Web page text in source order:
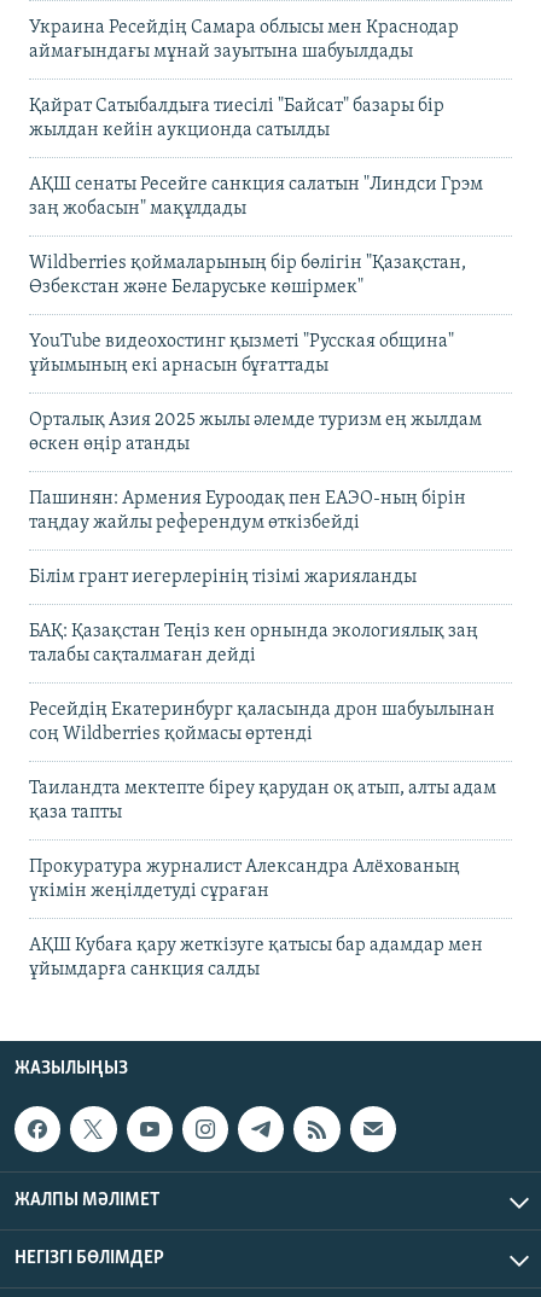
Украина Ресейдің Самара облысы мен Краснодар
аймағындағы мұнай зауытына шабуылдады
Қайрат Сатыбалдыға тиесілі "Байсат" базары бір
жылдан кейін аукционда сатылды
АҚШ сенаты Ресейге санкция салатын "Линдси Грэм
заң жобасын" мақұлдады
Wildberries қоймаларының бір бөлігін "Қазақстан,
Өзбекстан және Беларуське көшірмек"
YouTube видеохостинг қызметі "Русская община"
ұйымының екі арнасын бұғаттады
Орталық Азия 2025 жылы әлемде туризм ең жылдам
өскен өңір атанды
Пашинян: Армения Еуроодақ пен ЕАЭО-ның бірін
таңдау жайлы референдум өткізбейді
Білім грант иегерлерінің тізімі жарияланды
БАҚ: Қазақстан Теңіз кен орнында экологиялық заң
талабы сақталмаған дейді
Ресейдің Екатеринбург қаласында дрон шабуылынан
соң Wildberries қоймасы өртенді
Таиландта мектепте біреу қарудан оқ атып, алты адам
қаза тапты
Прокуратура журналист Александра Алёхованың
үкімін жеңілдетуді сұраған
АҚШ Кубаға қару жеткізуге қатысы бар адамдар мен
ұйымдарға санкция салды
ЖАЗЫЛЫҢЫЗ
ЖАЛПЫ МӘЛІМЕТ
НЕГІЗГІ БӨЛІМДЕР